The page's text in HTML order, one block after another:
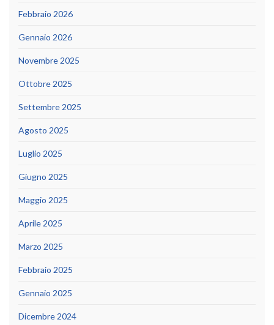
Febbraio 2026
Gennaio 2026
Novembre 2025
Ottobre 2025
Settembre 2025
Agosto 2025
Luglio 2025
Giugno 2025
Maggio 2025
Aprile 2025
Marzo 2025
Febbraio 2025
Gennaio 2025
Dicembre 2024